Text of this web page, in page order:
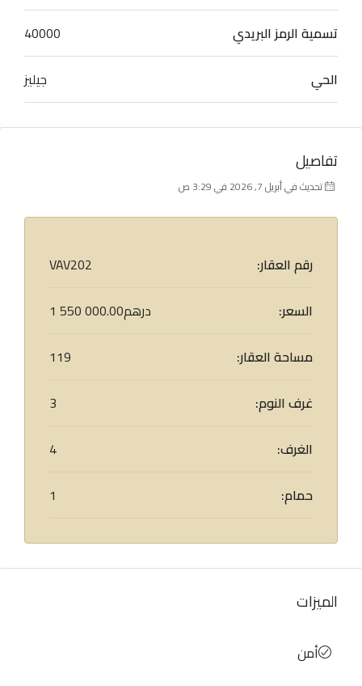
تسمية الرمز البريدي
40000
الحي
جيليز
تفاصيل
تحديث في أبريل 7, 2026 في 3:29 ص
رقم العقار:
VAV202
السعر:
1 550 000.00درهم
مساحة العقار:
119
غرف النوم:
3
الغرف:
4
حمام:
1
الميزات
أمن